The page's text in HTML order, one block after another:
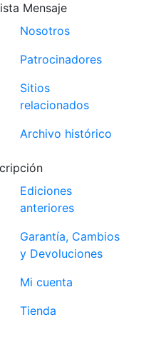
Mensaje
Nosotros
Patrocinadores
Sitios
relacionados
Archivo histórico
Ediciones
anteriores
Garantía, Cambios
y Devoluciones
Mi cuenta
Tienda